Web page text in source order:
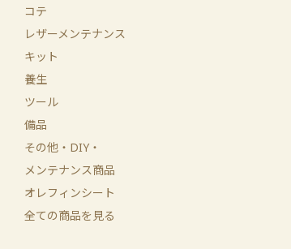
コテ
レザーメンテナンス
キット
養生
ツール
備品
その他・DIY・
メンテナンス商品
オレフィンシート
全ての商品を見る